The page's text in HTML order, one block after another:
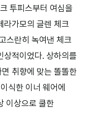
투피스부터 여심을
라가모의 글렌 체크
스란히 녹여낸 체크
상적이었다. 상하의를
취향에 맞는 똘똘한
식한 이너 웨어에
이상으로 쿨한